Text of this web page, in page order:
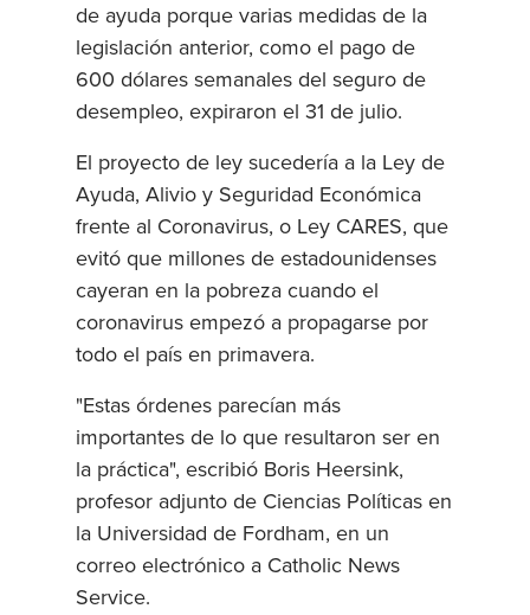
de ayuda porque varias medidas de la
legislación anterior, como el pago de
600 dólares semanales del seguro de
desempleo, expiraron el 31 de julio.
El proyecto de ley sucedería a la Ley de
Ayuda, Alivio y Seguridad Económica
frente al Coronavirus, o Ley CARES, que
evitó que millones de estadounidenses
cayeran en la pobreza cuando el
coronavirus empezó a propagarse por
todo el país en primavera.
"Estas órdenes parecían más
importantes de lo que resultaron ser en
la práctica", escribió Boris Heersink,
profesor adjunto de Ciencias Políticas en
la Universidad de Fordham, en un
correo electrónico a Catholic News
Service.